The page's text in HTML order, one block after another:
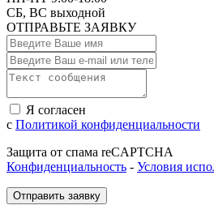
СБ, ВС выходной
ОТПРАВЬТЕ ЗАЯВКУ
Я согласен
с Политикой конфиденциальности
Защита от спама reCAPTCHA
Конфиденциальность - Условия
Отправить заявку